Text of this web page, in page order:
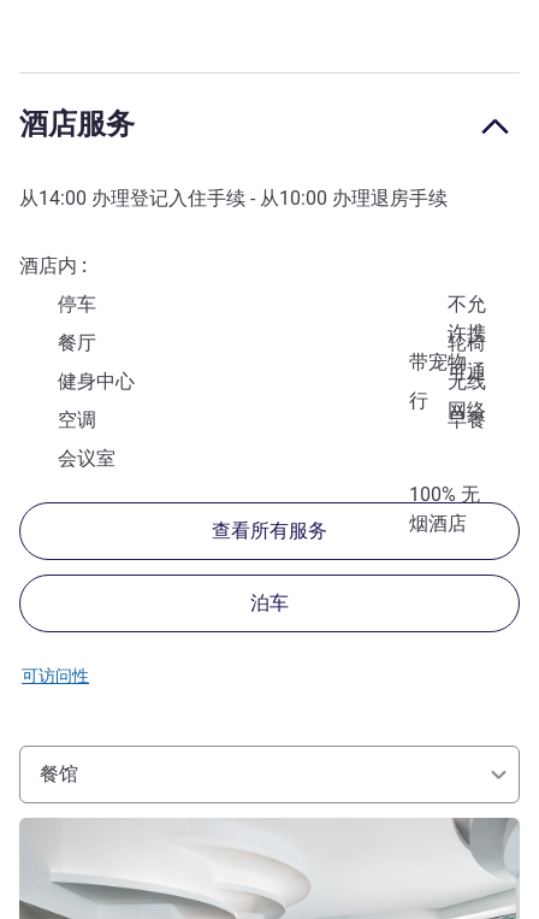
酒店服务
从14:00 办理登记入住手续 - 从10:00 办理退房手续
酒店内
停车
不允
许携
带宠物
餐厅
轮椅
可通
行
健身中心
无线
网络
空调
早餐
会议室
100% 无
烟酒店
查看所有服务
泊车
可访问性
餐馆
请参阅详情